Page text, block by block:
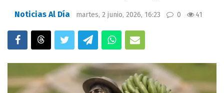
Noticias Al Día martes, 2 junio, 2026, 16:23 0 41